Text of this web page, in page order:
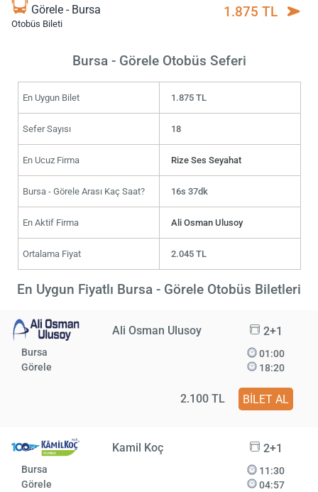
Görele - Bursa
Otobüs Bileti
1.875 TL
Bursa - Görele Otobüs Seferi
En Uygun Bilet 1.875 TL
Sefer Sayısı 18
En Ucuz Firma Rize Ses Seyahat
Bursa - Görele Arası Kaç Saat? 16s 37dk
En Aktif Firma Ali Osman Ulusoy
Ortalama Fiyat 2.045 TL
En Uygun Fiyatlı Bursa - Görele Otobüs Biletleri
Ali Osman Ulusoy 2+1
Bursa
Görele
01:00
18:20
2.100 TL BİLET AL
Kamil Koç 2+1
Bursa
Görele
11:30
04:57